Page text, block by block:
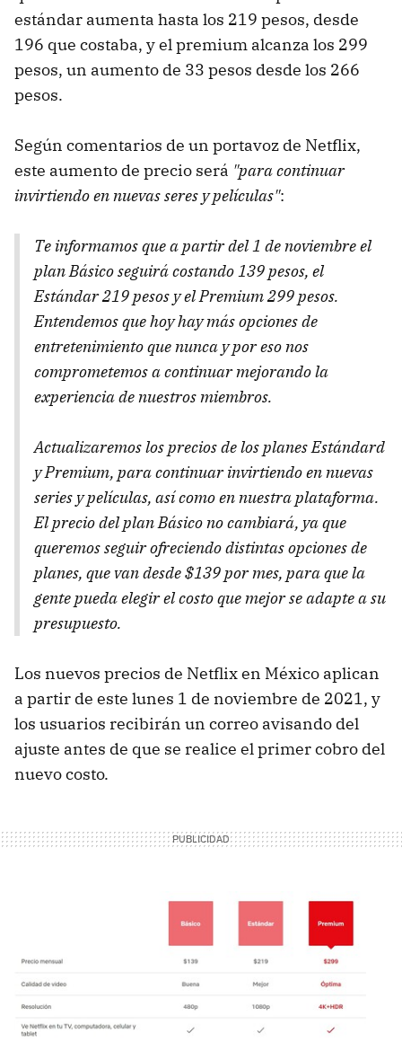
estándar aumenta hasta los 219 pesos, desde
196 que costaba, y el premium alcanza los 299
pesos, un aumento de 33 pesos desde los 266
pesos.
Según comentarios de un portavoz de Netflix,
este aumento de precio será "para continuar
invirtiendo en nuevas seres y películas":
Te informamos que a partir del 1 de noviembre el
plan Básico seguirá costando 139 pesos, el
Estándar 219 pesos y el Premium 299 pesos.
Entendemos que hoy hay más opciones de
entretenimiento que nunca y por eso nos
comprometemos a continuar mejorando la
experiencia de nuestros miembros.
Actualizaremos los precios de los planes Estándard
y Premium, para continuar invirtiendo en nuevas
series y películas, así como en nuestra plataforma.
El precio del plan Básico no cambiará, ya que
queremos seguir ofreciendo distintas opciones de
planes, que van desde $139 por mes, para que la
gente pueda elegir el costo que mejor se adapte a su
presupuesto.
Los nuevos precios de Netflix en México aplican
a partir de este lunes 1 de noviembre de 2021, y
los usuarios recibirán un correo avisando del
ajuste antes de que se realice el primer cobro del
nuevo costo.